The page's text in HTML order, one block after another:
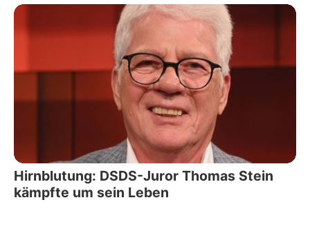
Hirnblutung: DSDS-Juror Thomas Stein
kämpfte um sein Leben